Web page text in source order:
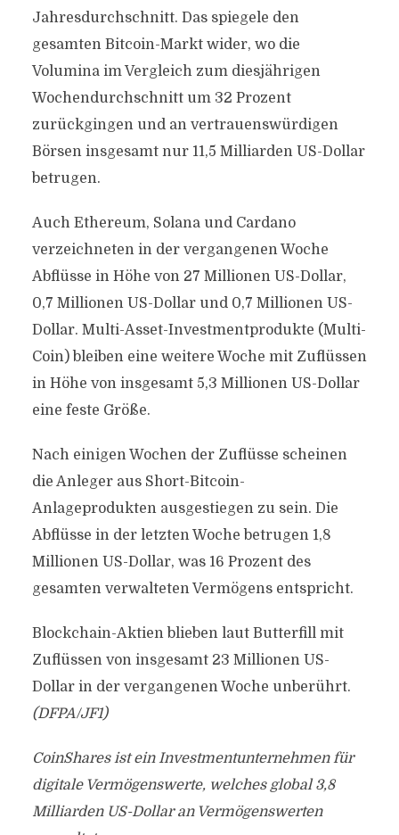
Jahresdurchschnitt. Das spiegele den
gesamten Bitcoin-Markt wider, wo die
Volumina im Vergleich zum diesjährigen
Wochendurchschnitt um 32 Prozent
zurückgingen und an vertrauenswürdigen
Börsen insgesamt nur 11,5 Milliarden US-Dollar
betrugen.
Auch Ethereum, Solana und Cardano
verzeichneten in der vergangenen Woche
Abflüsse in Höhe von 27 Millionen US-Dollar,
0,7 Millionen US-Dollar und 0,7 Millionen US-
Dollar. Multi-Asset-Investmentprodukte (Multi-
Coin) bleiben eine weitere Woche mit Zuflüssen
in Höhe von insgesamt 5,3 Millionen US-Dollar
eine feste Größe.
Nach einigen Wochen der Zuflüsse scheinen
die Anleger aus Short-Bitcoin-
Anlageprodukten ausgestiegen zu sein. Die
Abflüsse in der letzten Woche betrugen 1,8
Millionen US-Dollar, was 16 Prozent des
gesamten verwalteten Vermögens entspricht.
Blockchain-Aktien blieben laut Butterfill mit
Zuflüssen von insgesamt 23 Millionen US-
Dollar in der vergangenen Woche unberührt.
(DFPA/JF1)
CoinShares ist ein Investmentunternehmen für
digitale Vermögenswerte, welches global 3,8
Milliarden US-Dollar an Vermögenswerten